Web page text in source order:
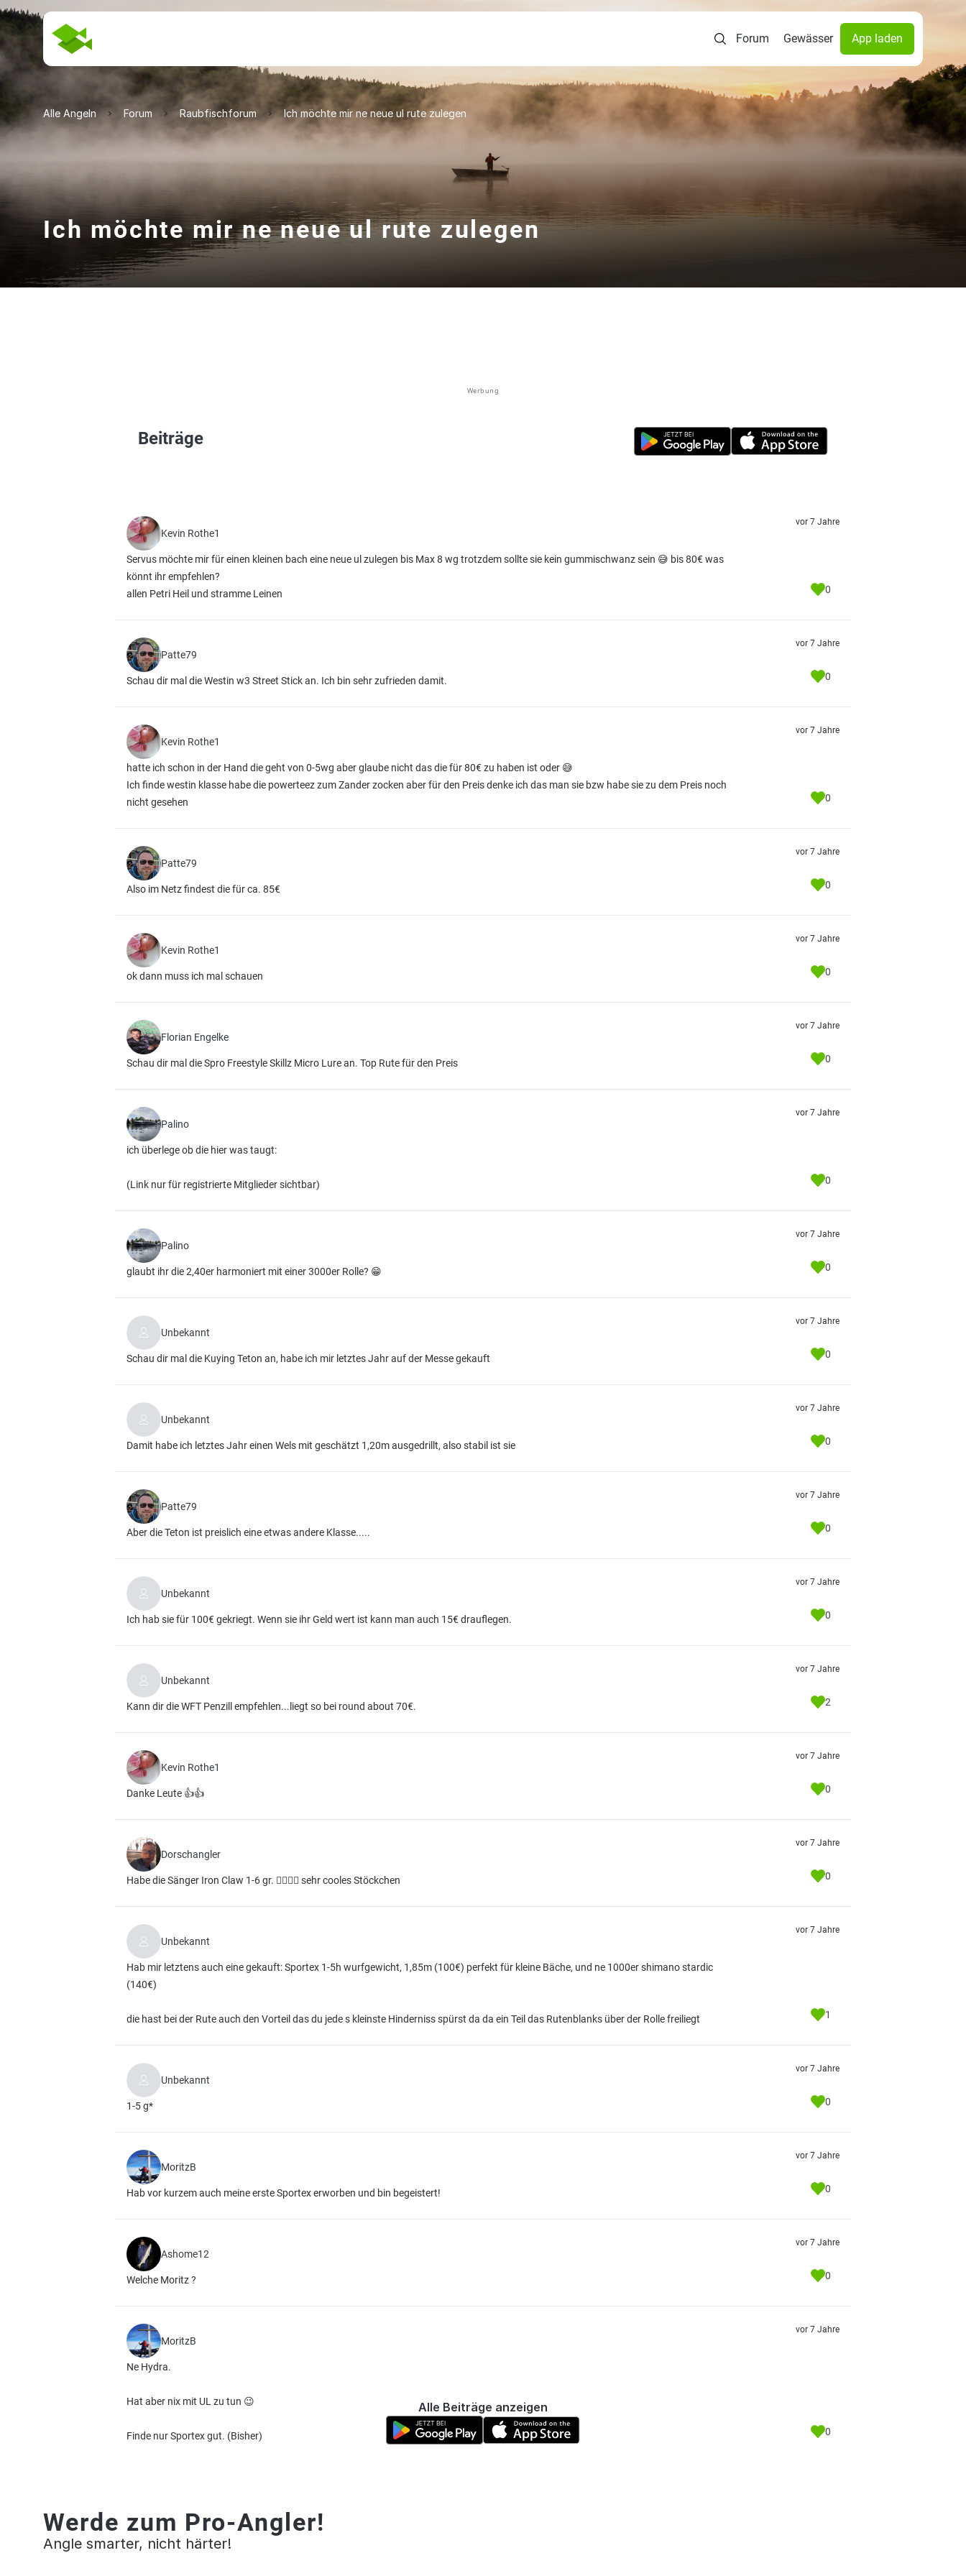
Forum Gewässer App laden
Alle Angeln Forum Raubfischforum Ich möchte mir ne neue ul rute zulegen
Ich möchte mir ne neue ul rute zulegen
Werbung
Beiträge
Kevin Rothe1
Servus möchte mir für einen kleinen bach eine neue ul zulegen bis Max 8 wg trotzdem sollte sie kein gummischwanz sein 😅 bis 80€ was
könnt ihr empfehlen?
allen Petri Heil und stramme Leinen
vor 7 Jahre
0
Patte79
Schau dir mal die Westin w3 Street Stick an. Ich bin sehr zufrieden damit.
vor 7 Jahre
0
Kevin Rothe1
hatte ich schon in der Hand die geht von 0-5wg aber glaube nicht das die für 80€ zu haben ist oder 😅
Ich finde westin klasse habe die powerteez zum Zander zocken aber für den Preis denke ich das man sie bzw habe sie zu dem Preis noch
nicht gesehen
vor 7 Jahre
0
Patte79
Also im Netz findest die für ca. 85€
vor 7 Jahre
0
Kevin Rothe1
ok dann muss ich mal schauen
vor 7 Jahre
0
Florian Engelke
Schau dir mal die Spro Freestyle Skillz Micro Lure an. Top Rute für den Preis
vor 7 Jahre
0
Palino
ich überlege ob die hier was taugt:
(Link nur für registrierte Mitglieder sichtbar)
vor 7 Jahre
0
Palino
glaubt ihr die 2,40er harmoniert mit einer 3000er Rolle? 😁
vor 7 Jahre
0
Unbekannt
Schau dir mal die Kuying Teton an, habe ich mir letztes Jahr auf der Messe gekauft
vor 7 Jahre
0
Unbekannt
Damit habe ich letztes Jahr einen Wels mit geschätzt 1,20m ausgedrillt, also stabil ist sie
vor 7 Jahre
0
Patte79
Aber die Teton ist preislich eine etwas andere Klasse.....
vor 7 Jahre
0
Unbekannt
Ich hab sie für 100€ gekriegt. Wenn sie ihr Geld wert ist kann man auch 15€ drauflegen.
vor 7 Jahre
0
Unbekannt
Kann dir die WFT Penzill empfehlen...liegt so bei round about 70€.
vor 7 Jahre
2
Kevin Rothe1
Danke Leute 👍👍
vor 7 Jahre
0
Dorschangler
Habe die Sänger Iron Claw 1-6 gr. 👍🏻😉🎣 sehr cooles Stöckchen
vor 7 Jahre
0
Unbekannt
Hab mir letztens auch eine gekauft: Sportex 1-5h wurfgewicht, 1,85m (100€) perfekt für kleine Bäche, und ne 1000er shimano stardic
(140€)
die hast bei der Rute auch den Vorteil das du jede s kleinste Hinderniss spürst da da ein Teil das Rutenblanks über der Rolle freiliegt
vor 7 Jahre
1
Unbekannt
1-5 g*
vor 7 Jahre
0
MoritzB
Hab vor kurzem auch meine erste Sportex erworben und bin begeistert!
vor 7 Jahre
0
Ashome12
Welche Moritz ?
vor 7 Jahre
0
MoritzB
Ne Hydra.
Hat aber nix mit UL zu tun 😉
Finde nur Sportex gut. (Bisher)
vor 7 Jahre
0
Alle Beiträge anzeigen
Werde zum Pro-Angler!
Angle smarter, nicht härter!